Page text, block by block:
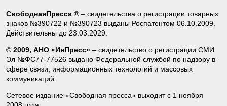
СвободнаяПресса ® – свидетельства о регистрации товарных
знаков №390722 и №390723 выданы Роспатентом 06.10.2009.
Действительны до 23.03.2029.
© 2009, АНО «ИнПресс» – свидетельство о регистрации СМИ
Эл №ФС77-77526 выдано Федеральной службой по надзору в
сфере связи, информационных технологий и массовых
коммуникаций.
Сетевое издание «Свободная пресса» выходит с 1 ноября